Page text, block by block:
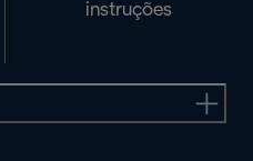
instruções